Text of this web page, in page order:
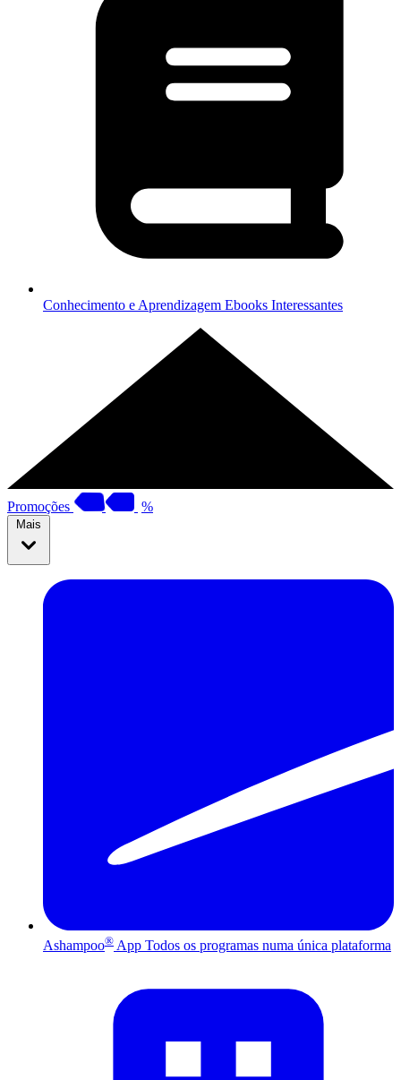
Conhecimento e Aprendizagem Ebooks Interessantes
Promoções %
Mais
Ashampoo® App Todos os programas numa única plataforma